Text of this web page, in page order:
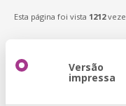
Esta página foi vista 1212
Versão
impressa